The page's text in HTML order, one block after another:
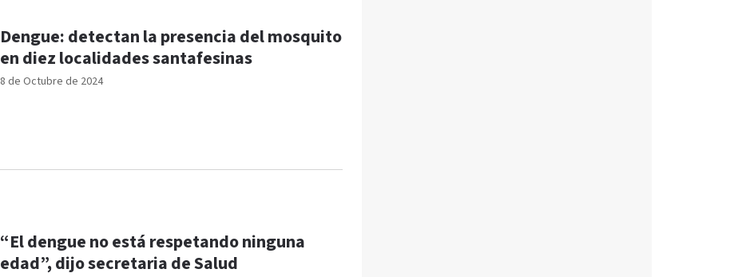
8 de Octubre de 2024
Dengue: detectan la presencia del mosquito
en diez localidades santafesinas
“El dengue no está respetando ninguna
edad”, dijo secretaria de Salud